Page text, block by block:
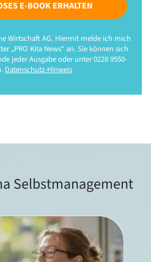
E-BOOK ERHALTEN
Wirtschaft AG. Hiermit melde ich mich
„PRO Kita News“ an. Sie können sich
jeder Ausgabe oder unter 0228 9550-
Datenschutz-Hinweis
Selbstmanagement